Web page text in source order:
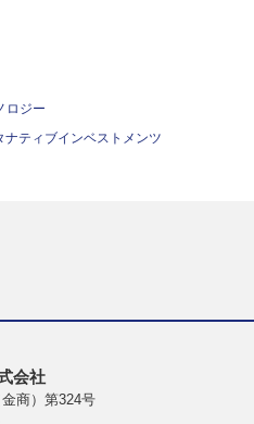
ロジー
ティブインベストメンツ
会社
商）第324号